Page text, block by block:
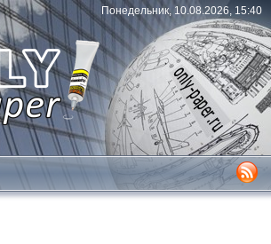
Понедельник, 10.08.2026, 15:40